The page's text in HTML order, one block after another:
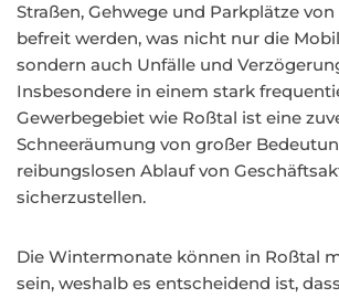
Straßen, Gehwege und Parkplätze von
befreit werden, was nicht nur die
sondern auch Unfälle und
Insbesondere in einem stark
Gewerbegebiet wie Roßtal ist eine
Schneeräumung von großer
reibungslosen Ablauf von
sicherzustellen.
Die Wintermonate können in Roßtal
sein, weshalb es entscheidend ist,